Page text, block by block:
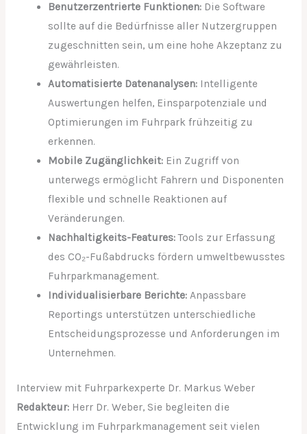
Benutzerzentrierte Funktionen: Die Software
sollte auf die Bedürfnisse aller Nutzergruppen
zugeschnitten sein, um eine hohe Akzeptanz zu
gewährleisten.
Automatisierte Datenanalysen: Intelligente
Auswertungen helfen, Einsparpotenziale und
Optimierungen im Fuhrpark frühzeitig zu
erkennen.
Mobile Zugänglichkeit: Ein Zugriff von
unterwegs ermöglicht Fahrern und Disponenten
flexible und schnelle Reaktionen auf
Veränderungen.
Nachhaltigkeits-Features:Tools zur Erfassung
des CO₂-Fußabdrucks fördern umweltbewusstes
Fuhrparkmanagement.
Individualisierbare Berichte: Anpassbare
Reportings unterstützen unterschiedliche
Entscheidungsprozesse und Anforderungen im
Unternehmen.
Interview mit Fuhrparkexperte Dr. Markus Weber
Redakteur:Herr Dr. Weber, Sie begleiten die
Entwicklung im Fuhrparkmanagement seit vielen